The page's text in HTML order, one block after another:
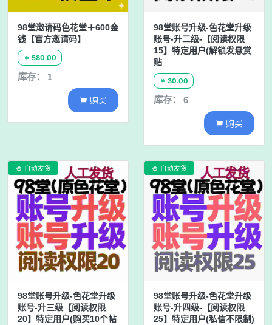
98堂邀请码色花堂＋600金
钱【官方邀请码】
 580.00
库存： 1
 购买
98堂账号升级-色花堂升级
账号-升二级-【阅读权限
15】特定用户(解锁发悬赏
贴
 30.00
库存： 6
 购买
 自动发货
98堂账号升级-色花堂升级
账号-升三级【阅读权限
20】特定用户(购买10个帖
 自动发货
98堂账号升级-色花堂升级
账号-升四级-【阅读权限
25】特定用户(私信不限制)